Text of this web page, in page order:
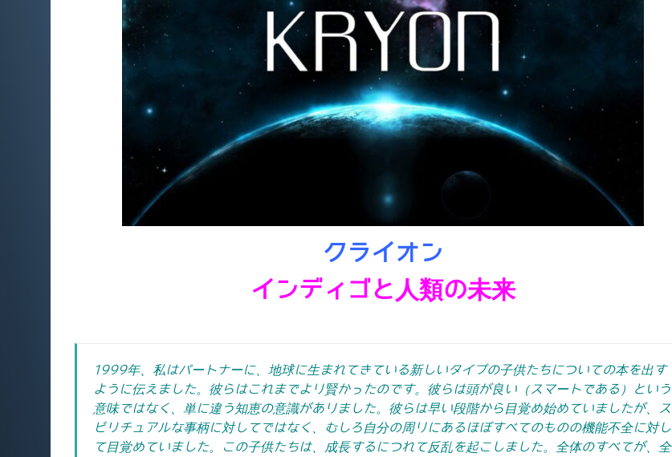
クライオン
インディゴと人類の未来
1999年、私はパートナーに、地球に生まれてきている新しいタイプの子供たちについての本を出す
ように伝えました。彼らはこれまでより賢かったのです。彼らは頭が良い（スマートである）という
意味ではなく、単に違う知恵の意識がありました。 彼らは早い段階から目覚め始めていましたが、ス
ピリチュアルな事柄に対してではなく、むしろ自分の周りにあるほぼすべてのものの機能不全に対し
て目覚めていました。
この子供たちは、成長するにつれて反乱を起こしました。
全体のすべてが、全